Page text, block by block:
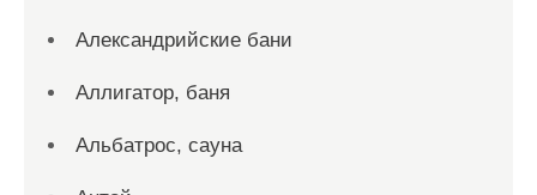
Александрийские бани
Аллигатор, баня
Альбатрос, сауна